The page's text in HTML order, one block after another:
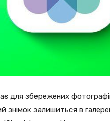
для збережених
знімок залишиться в